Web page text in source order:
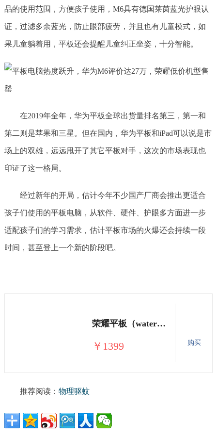
品的使用范围，方便孩子使用，M6具有德国莱茵蓝光护眼认
证，过滤多余蓝光，防止眼部疲劳，并且也有儿童模式，如
果儿童躺着用，平板还会提醒儿童纠正坐姿，十分智能。
在2019年全年，华为平板全球出货量排名第三，第一和
第二则是苹果和三星。但在国内，华为平板和iPad可以说是市
场上的双雄，远远甩开了其它平板对手，这次的市场表现也
印证了这一格局。
经过新年的开局，估计今年不少国产厂商会推出更适合
孩子们使用的平板电脑，从软件、硬件、护眼多方面进一步
适配孩子们的学习需求，估计平板市场的火爆还会持续一段
时间，甚至登上一个新的阶段吧。
荣耀平板（waterplay防水版）8核芯片 全高清屏 4GB+64GB WiFi版 10.1英寸平板电脑 香槟金
￥1399 购买
推荐阅读： 物理驱蚊